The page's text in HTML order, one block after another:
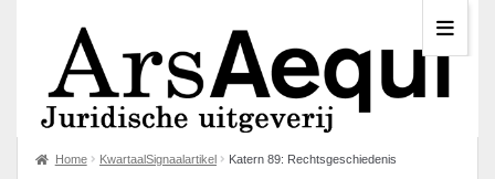
Home KwartaalSignaalartikel Katern 89: Rechtsgeschiedenis